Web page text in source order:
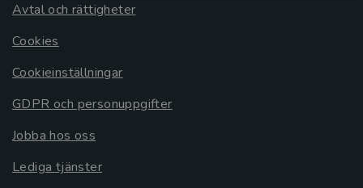
Avtal och rättigheter
Cookies
Cookieinställningar
GDPR och personuppgifter
Jobba hos oss
Lediga tjänster